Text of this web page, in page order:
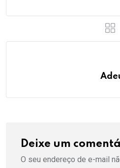
Deixe um
O seu endereço de e-mail